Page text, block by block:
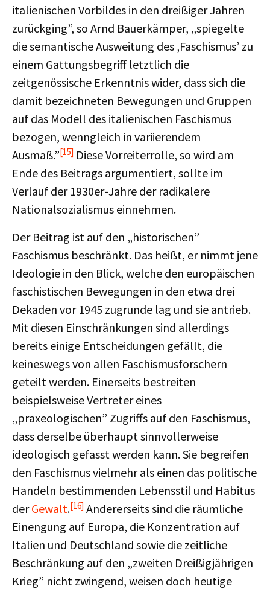
italienischen Vorbildes in den dreißiger Jahren
zurückging”, so Arnd Bauerkämper, „spiegelte
die semantische Ausweitung des ‚Faschismus’ zu
einem Gattungsbegriff letztlich die
zeitgenössische Erkenntnis wider, dass sich die
damit bezeichneten Bewegungen und Gruppen
auf das Modell des italienischen Faschismus
bezogen, wenngleich in variierendem
Ausmaß.”[15] Diese Vorreiterrolle, so wird am
Ende des Beitrags argumentiert, sollte im
Verlauf der 1930er-Jahre der radikalere
Nationalsozialismus einnehmen.
Der Beitrag ist auf den „historischen”
Faschismus beschränkt. Das heißt, er nimmt jene
Ideologie in den Blick, welche den europäischen
faschistischen Bewegungen in den etwa drei
Dekaden vor 1945 zugrunde lag und sie antrieb.
Mit diesen Einschränkungen sind allerdings
bereits einige Entscheidungen gefällt, die
keineswegs von allen Faschismusforschern
geteilt werden. Einerseits bestreiten
beispielsweise Vertreter eines
„praxeologischen” Zugriffs auf den Faschismus,
dass derselbe überhaupt sinnvollerweise
ideologisch gefasst werden kann. Sie begreifen
den Faschismus vielmehr als einen das politische
Handeln bestimmenden Lebensstil und Habitus
derGewalt.[16] Andererseits sind die räumliche
Einengung auf Europa, die Konzentration auf
Italien und Deutschland sowie die zeitliche
Beschränkung auf den „zweiten Dreißigjährigen
Krieg” nicht zwingend, weisen doch heutige